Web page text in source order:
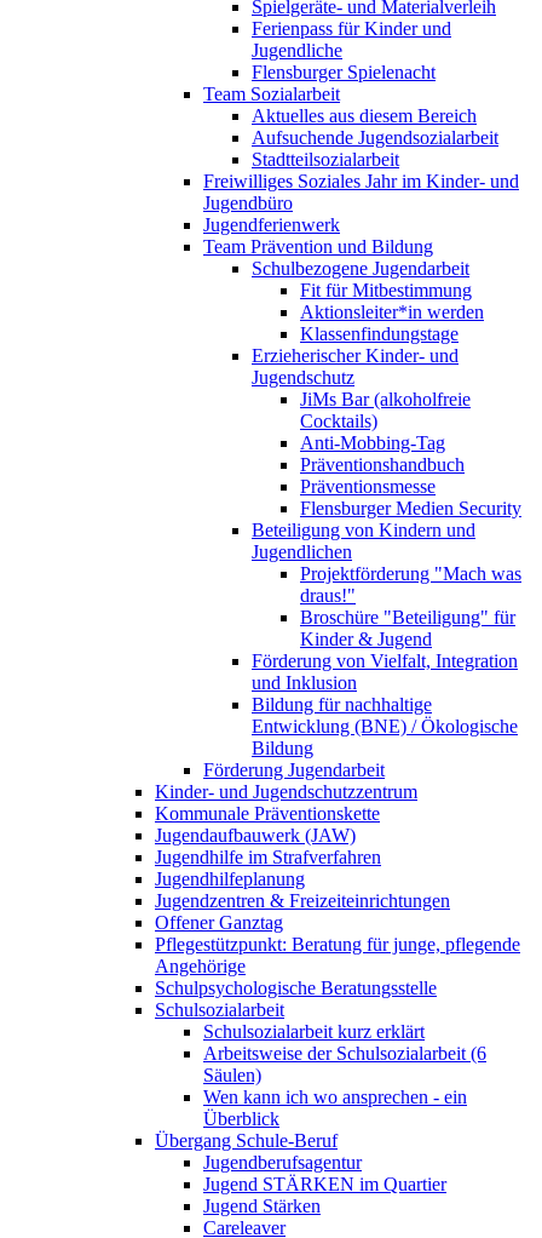
Spielgeräte- und Materialverleih
Ferienpass für Kinder und
Jugendliche
Flensburger Spielenacht
Team Sozialarbeit
Aktuelles aus diesem Bereich
Aufsuchende Jugendsozialarbeit
Stadtteilsozialarbeit
Freiwilliges Soziales Jahr im Kinder- und
Jugendbüro
Jugendferienwerk
Team Prävention und Bildung
Schulbezogene Jugendarbeit
Fit für Mitbestimmung
Aktionsleiter*in werden
Klassenfindungstage
Erzieherischer Kinder- und
Jugendschutz
JiMs Bar (alkoholfreie
Cocktails)
Anti-Mobbing-Tag
Präventionshandbuch
Präventionsmesse
Flensburger Medien Security
Beteiligung von Kindern und
Jugendlichen
Projektförderung "Mach was
draus!"
Broschüre "Beteiligung" für
Kinder & Jugend
Förderung von Vielfalt, Integration
und Inklusion
Bildung für nachhaltige
Entwicklung (BNE) / Ökologische
Bildung
Förderung Jugendarbeit
Kinder- und Jugendschutzzentrum
Kommunale Präventionskette
Jugendaufbauwerk (JAW)
Jugendhilfe im Strafverfahren
Jugendhilfeplanung
Jugendzentren & Freizeiteinrichtungen
Offener Ganztag
Pflegestützpunkt: Beratung für junge, pflegende
Angehörige
Schulpsychologische Beratungsstelle
Schulsozialarbeit
Schulsozialarbeit kurz erklärt
Arbeitsweise der Schulsozialarbeit (6
Säulen)
Wen kann ich wo ansprechen - ein
Überblick
Übergang Schule-Beruf
Jugendberufsagentur
Jugend STÄRKEN im Quartier
Jugend Stärken
Careleaver